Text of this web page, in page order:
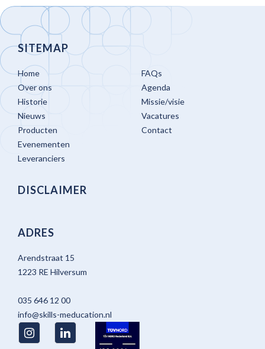
SITEMAP
Home
Over ons
Historie
Nieuws
Producten
Evenementen
Leveranciers
FAQs
Agenda
Missie/visie
Vacatures
Contact
DISCLAIMER
ADRES
Arendstraat 15
1223 RE Hilversum
035 646 12 00
info@skills-meducation.nl